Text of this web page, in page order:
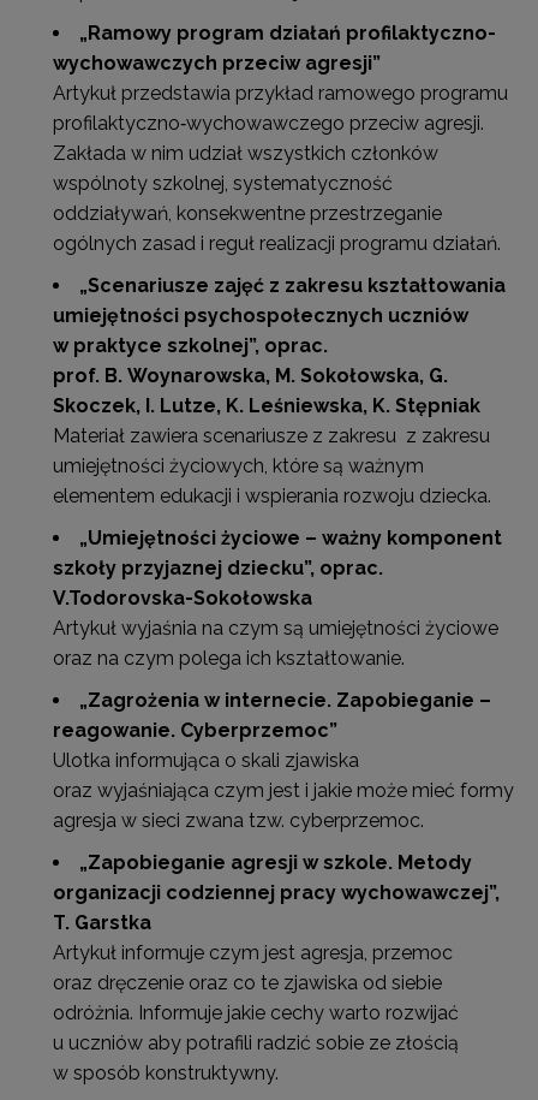
„Ramowy program działań profilaktyczno-
wychowawczych przeciw agresji”
Artykuł przedstawia przykład ramowego programu
profilaktyczno‐wychowawczego przeciw agresji.
Zakłada w nim udział wszystkich członków
wspólnoty szkolnej, systematyczność
oddziaływań, konsekwentne przestrzeganie
ogólnych zasad i reguł realizacji programu działań.
„Scenariusze zajęć z zakresu kształtowania
umiejętności psychospołecznych uczniów
w praktyce szkolnej”, oprac.
prof. B. Woynarowska, M. Sokołowska, G.
Skoczek, I. Lutze, K. Leśniewska, K. Stępniak
Materiał zawiera scenariusze z zakresu z zakresu
umiejętności życiowych, które są ważnym
elementem edukacji i wspierania rozwoju dziecka.
„Umiejętności życiowe – ważny komponent
szkoły przyjaznej dziecku”, oprac.
V.Todorovska-Sokołowska
Artykuł wyjaśnia na czym są umiejętności życiowe
oraz na czym polega ich kształtowanie.
„Zagrożenia w internecie. Zapobieganie –
reagowanie. Cyberprzemoc”
Ulotka informująca o skali zjawiska
oraz wyjaśniająca czym jest i jakie może mieć formy
agresja w sieci zwana tzw. cyberprzemoc.
„Zapobieganie agresji w szkole. Metody
organizacji codziennej pracy wychowawczej”,
T. Garstka
Artykuł informuje czym jest agresja, przemoc
oraz dręczenie oraz co te zjawiska od siebie
odróżnia. Informuje jakie cechy warto rozwijać
u uczniów aby potrafili radzić sobie ze złością
w sposób konstruktywny.